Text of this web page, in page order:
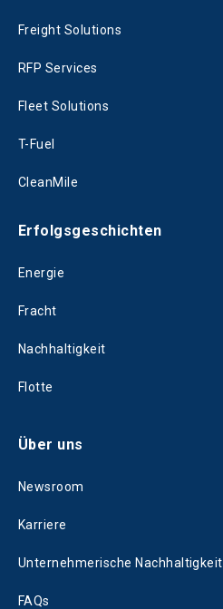
Freight Solutions
RFP Services
Fleet Solutions
T-Fuel
CleanMile
Erfolgsgeschichten
Energie
Fracht
Nachhaltigkeit
Flotte
Über uns
Newsroom
Karriere
Unternehmerische Nachhaltigkeit
FAQs